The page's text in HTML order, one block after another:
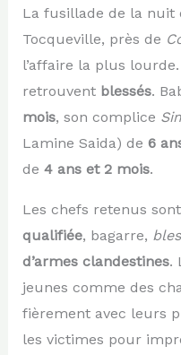
La fusillade de la nuit
Tocqueville, près de
l’affaire la plus
retrouvent blessés.
mois, son complice
Lamine Saida) de 6
de 4 ans et 2 mois.
Les chefs retenus
qualifiée, bagarre,
d’armes clandestines.
jeunes comme des
fièrement avec leurs
les victimes pour